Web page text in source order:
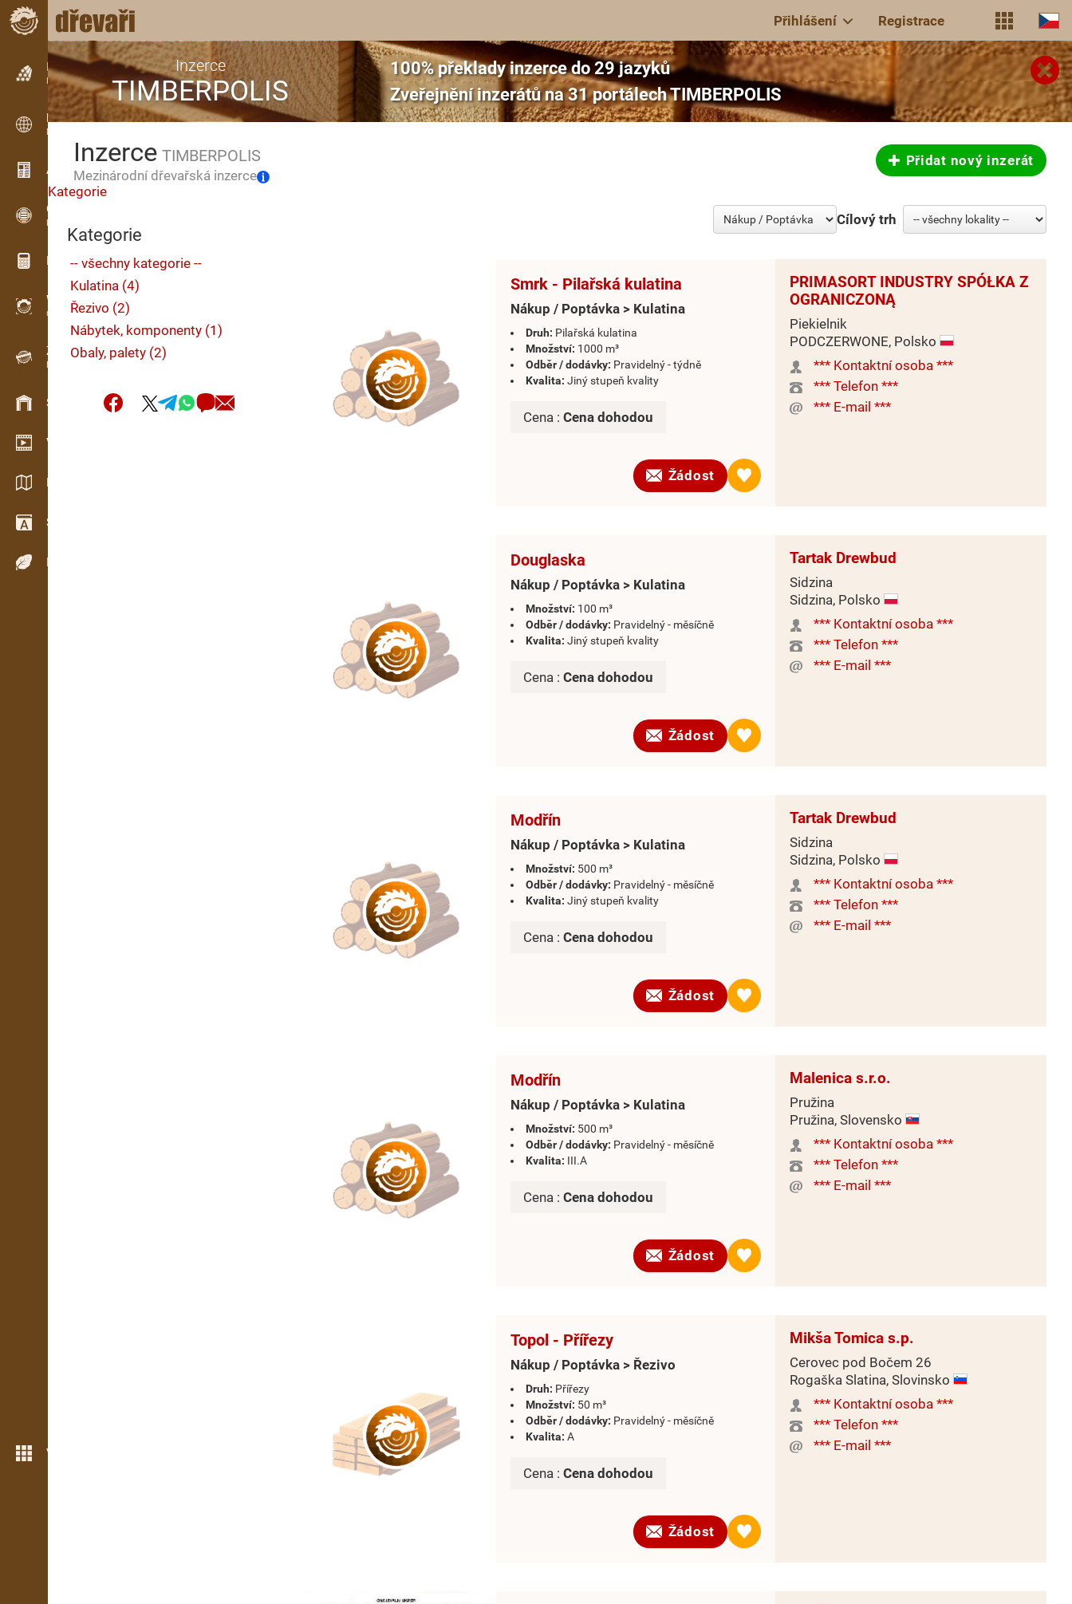
Přihlášení Registrace
Inzerce
Řádková inzerce
Inzerce
Mezinárodní inzerce
Aktuality / Články
OPTI-TIMB
Pořezová schémata
Dřevařské kalkulačky
WoodProfi
Objem dřeva s AI
Záznamník
Evidence dřeva v terénu
Skladové hospodářství
Video showroom
Katalogy / Brožury
Slovník
Dřeviny
Více možností
Inzerce
TIMBERPOLIS
100% překlady inzerce do 29 jazyků
Zveřejnění inzerátů na 31 portálech TIMBERPOLIS
Inzerce TIMBERPOLIS
Mezinárodní dřevařská inzerce
Přidat nový inzerát
Kategorie
Kategorie
-- všechny kategorie --
Kulatina (4)
Řezivo (2)
Nábytek, komponenty (1)
Obaly, palety (2)
Cílový trh
Smrk - Pilařská kulatina
Nákup / Poptávka > Kulatina
Druh: Pilařská kulatina
Množství: 1000 m³
Odběr / dodávky: Pravidelný - týdně
Kvalita: Jiný stupeň kvality
Cena : Cena dohodou
Žádost
PRIMASORT INDUSTRY SPÓŁKA Z
OGRANICZONĄ
Piekielnik
PODCZERWONE, Polsko
*** Kontaktní osoba ***
*** Telefon ***
*** E-mail ***
Douglaska
Nákup / Poptávka > Kulatina
Množství: 100 m³
Odběr / dodávky: Pravidelný - měsíčně
Kvalita: Jiný stupeň kvality
Cena : Cena dohodou
Žádost
Tartak Drewbud
Sidzina
Sidzina, Polsko
*** Kontaktní osoba ***
*** Telefon ***
*** E-mail ***
Modřín
Nákup / Poptávka > Kulatina
Množství: 500 m³
Odběr / dodávky: Pravidelný - měsíčně
Kvalita: Jiný stupeň kvality
Cena : Cena dohodou
Žádost
Tartak Drewbud
Sidzina
Sidzina, Polsko
*** Kontaktní osoba ***
*** Telefon ***
*** E-mail ***
Modřín
Nákup / Poptávka > Kulatina
Množství: 500 m³
Odběr / dodávky: Pravidelný - měsíčně
Kvalita: III.A
Cena : Cena dohodou
Žádost
Malenica s.r.o.
Pružina
Pružina, Slovensko
*** Kontaktní osoba ***
*** Telefon ***
*** E-mail ***
Topol - Přířezy
Nákup / Poptávka > Řezivo
Druh: Přířezy
Množství: 50 m³
Odběr / dodávky: Pravidelný - měsíčně
Kvalita: A
Cena : Cena dohodou
Žádost
Mikša Tomica s.p.
Cerovec pod Bočem 26
Rogaška Slatina, Slovinsko
*** Kontaktní osoba ***
*** Telefon ***
*** E-mail ***